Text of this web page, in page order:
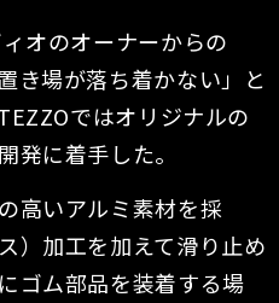
オのオーナーからの
き場が落ち着かない」と
ではオリジナルの
発に着手した。
高いアルミ素材を採
）加工を加えて滑り止め
ゴム部品を装着する場